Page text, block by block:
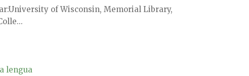
University of Wisconsin, Memorial Library,
lengua